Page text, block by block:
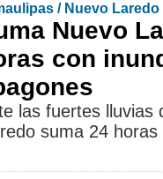
/ Nuevo Laredo
Nuevo
con
las fuertes lluvias
suma 24